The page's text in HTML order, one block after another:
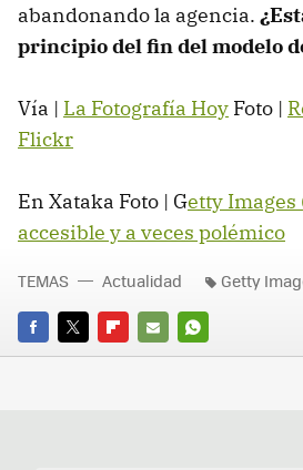
abandonando la agencia.
principio del fin del modelo
Vía | La Fotografía Hoy Foto |
Flickr
En Xataka Foto | Getty Images
accesible y a veces polémico
FACEBOOK
TWITTERFLIPBOARD
E-
WHATSAPP
TEMAS Actualidad Getty